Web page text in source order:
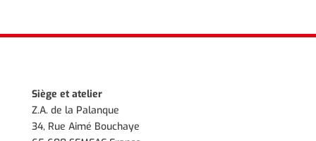
Siège et atelier
Z.A. de la Palanque
34, Rue Aimé Bouchaye